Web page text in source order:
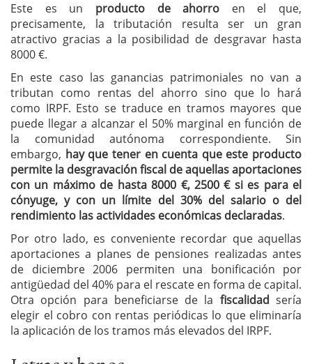
Este es un producto de ahorro en el que,
precisamente, la tributación resulta ser un gran
atractivo gracias a la posibilidad de desgravar hasta
8000 €.
En este caso las ganancias patrimoniales no van a
tributan como rentas del ahorro sino que lo hará
como IRPF. Esto se traduce en tramos mayores que
puede llegar a alcanzar el 50% marginal en función de
la comunidad autónoma correspondiente. Sin
embargo, hay que tener en cuenta que este producto
permite la desgravación fiscal de aquellas aportaciones
con un máximo de hasta 8000 €, 2500 € si es para el
cónyuge, y con un límite del 30% del salario o del
rendimiento las actividades económicas declaradas.
Por otro lado, es conveniente recordar que aquellas
aportaciones a planes de pensiones realizadas antes
de diciembre 2006 permiten una bonificación por
antigüedad del 40% para el rescate en forma de capital.
Otra opción para beneficiarse de la fiscalidad sería
elegir el cobro con rentas periódicas lo que eliminaría
la aplicación de los tramos más elevados del IRPF.